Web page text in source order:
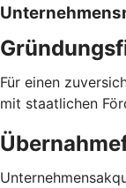
Für einen
mit staatlichen